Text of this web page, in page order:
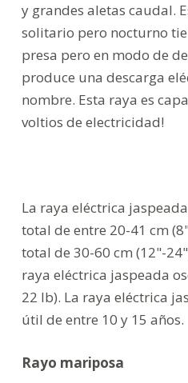
y grandes aletas caudal.
solitario pero nocturno
presa pero en modo de
produce una descarga
nombre. Esta raya es
voltios de electricidad!
La raya eléctrica
total de entre 20-41 cm
total de 30-60 cm (12"-
raya eléctrica jaspeada
22 lb). La raya eléctrica
útil de entre 10 y 15 años.
Rayo mariposa